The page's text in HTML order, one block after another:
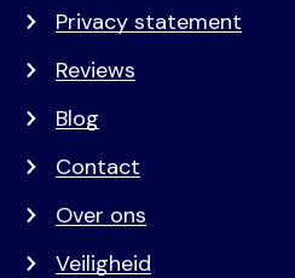
Privacy statement
Reviews
Blog
Contact
Over ons
Veiligheid